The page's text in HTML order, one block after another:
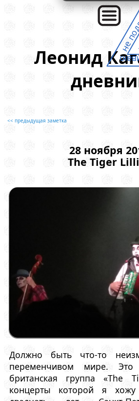
Леонид
<< предыдущая заметка
28 ноября
The Tiger
Должно быть что-то
переменчивом мире.
британская группа «The
концерты которой я
не
не